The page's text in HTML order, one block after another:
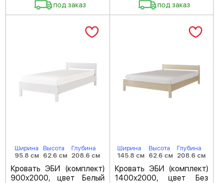
под заказ под заказ
Ширина
95.8 см
Высота
62.6 см
Глубина
208.6 см
Кровать ЭБИ (комплект)
900х2000, цвет Белый
Ширина
145.8 см
Высота
62.6 см
Глубина
208.6 см
Кровать ЭБИ (комплект)
1400х2000, цвет Без